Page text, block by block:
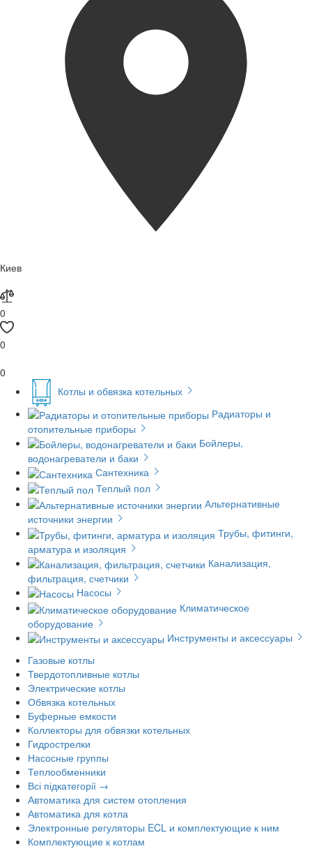
Киев
0
0
0
Котлы и обвязка котельных
Радиаторы и
отопительные приборы
Бойлеры,
водонагреватели и баки
Сантехника
Теплый пол
Альтернативные
источники энергии
Трубы, фитинги,
арматура и изоляция
Канализация,
фильтрация, счетчики
Насосы
Климатическое
оборудование
Инструменты и аксессуары
Газовые котлы
Твердотопливные котлы
Электрические котлы
Обвязка котельных
Буферные емкости
Коллекторы для обвязки котельных
Гидрострелки
Насосные группы
Теплообменники
Всі підкатегорії →
Автоматика для систем отопления
Автоматика для котла
Электронные регуляторы ECL и комплектующие к ним
Комплектующие к котлам